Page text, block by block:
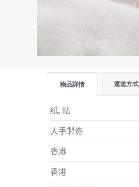
物品詳情 運送方式
紙, 貼
人手製造
香港
香港